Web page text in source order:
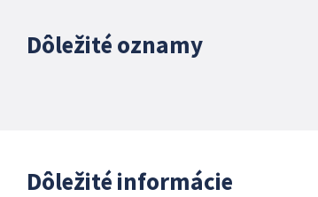
Dôležité oznamy
Dôležité informácie